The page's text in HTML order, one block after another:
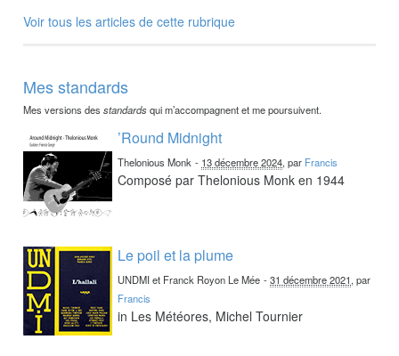
Voir tous les articles de cette rubrique
Mes standards
Mes versions desstandardsqui m’accompagnent et me poursuivent.
’Round Midnight
Thelonious Monk - 13 décembre 2024, par Francis
Composé par Thelonious Monk en 1944
Le poil et la plume
UNDMI et Franck Royon Le Mée -31 décembre 2021, par
Francis
in Les Météores, Michel Tournier